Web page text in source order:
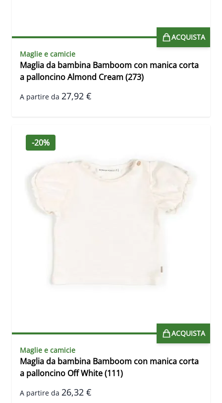
ACQUISTA
Maglie e camicie
Maglia da bambina Bamboom con manica corta
a palloncino Almond Cream (273)
A partire da 27,92 €
-20%
ACQUISTA
Maglie e camicie
Maglia da bambina Bamboom con manica corta
a palloncino Off White (111)
A partire da 26,32 €